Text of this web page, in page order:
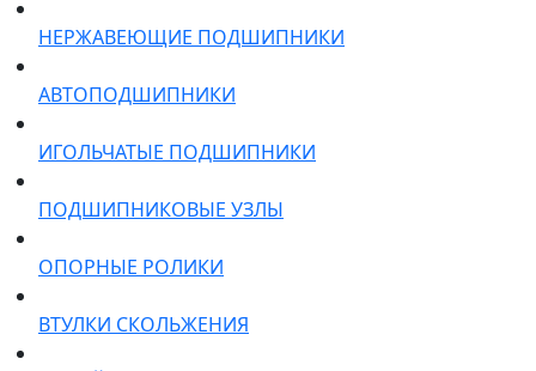
НЕРЖАВЕЮЩИЕ ПОДШИПНИКИ
АВТОПОДШИПНИКИ
ИГОЛЬЧАТЫЕ ПОДШИПНИКИ
ПОДШИПНИКОВЫЕ УЗЛЫ
ОПОРНЫЕ РОЛИКИ
ВТУЛКИ СКОЛЬЖЕНИЯ